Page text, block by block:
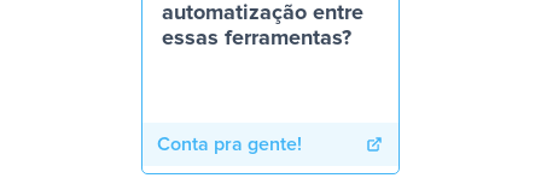
automatização entre
essas ferramentas?
Conta pra gente!